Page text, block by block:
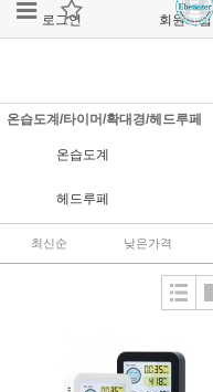
로그인 회원가입
온습도계/타이머/확대경/헤드루페
온습도계
헤드루페
최신순 낮은가격